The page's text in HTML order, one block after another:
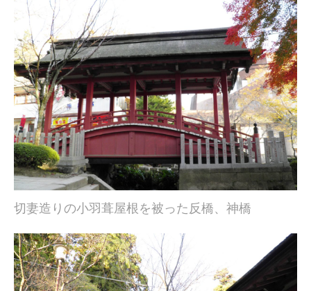
切妻造りの小羽葺屋根を被った反橋、神橋